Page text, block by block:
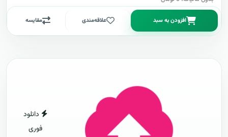
افزودن به سبد علاقه‌مندی مقایسه
دانلود
فوری